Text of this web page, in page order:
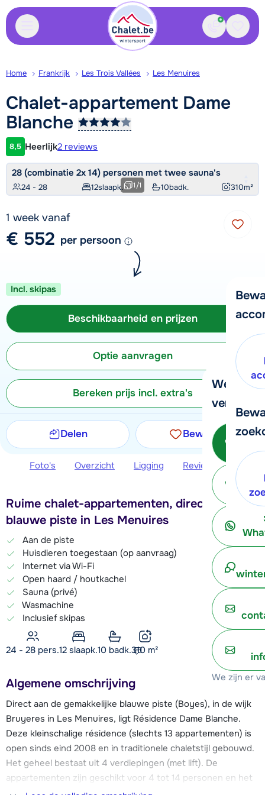
Contact
We
verder!
We zijn er
Home Frankrijk Les Trois Vallées Les Menuires
Chalet-appartement Dame
Blanche
Klantwaardering
8,5 Heerlijk2 reviews
28 (combinatie 2x 14) personen met twee sauna's
24 - 28 12slaapk. 10badk. 310m²
1/1
1 week vanaf
€ 552 per persoon
Incl. skipas
Beschikbaarheid en prijzen
Optie aanvragen
Bereken prijs incl. extra's
Delen Bewaren
Foto's Overzicht Ligging Reviews
Ruime chalet-appartementen, direct aan de
blauwe piste in Les Menuires
Aan de piste
Huisdieren toegestaan (op aanvraag)
Internet via Wi-Fi
Open haard / houtkachel
Sauna (privé)
Wasmachine
Inclusief skipas
24 - 28 pers.12 slaapk.10 badk.310 m²
Algemene omschrijving
Direct aan de gemakkelijke blauwe piste (Boyes), in de wijk
Bruyeres in Les Menuires, ligt Résidence Dame Blanche.
Deze kleinschalige résidence (slechts 13 appartementen) is
open sinds eind 2008 en in traditionele chaletstijl gebouwd.
Het geheel bestaat uit 4 verdiepingen (met lift). De
appartementen zijn geschikt voor 4 tot 14 personen en het
merendeel beschikt over een open haard (inclusief één